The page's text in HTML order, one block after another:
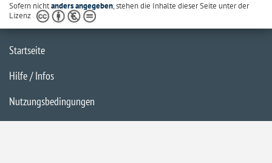
Sofern nichtanders angegeben, stehen die Inhalte dieser Seite unter der
Lizenz
Startseite
Hilfe / Infos
Nutzungsbedingungen